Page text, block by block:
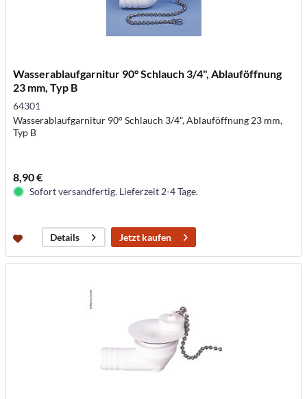
Wasserablaufgarnitur 90° Schlauch 3/4", Ablauföffnung
23 mm, Typ B
64301
Wasserablaufgarnitur 90° Schlauch 3/4", Ablauföffnung 23 mm,
Typ B
8,90 €
Sofort versandfertig. Lieferzeit 2-4 Tage.
Details Jetzt kaufen